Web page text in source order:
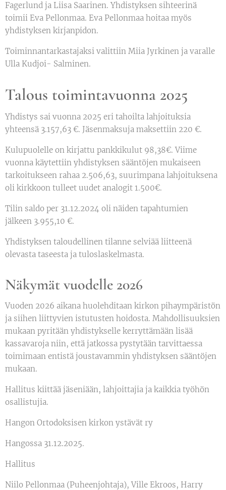
Fagerlund ja Liisa Saarinen. Yhdistyksen sihteerinä
toimii Eva Pellonmaa. Eva Pellonmaa hoitaa myös
yhdistyksen kirjanpidon.
Toiminnantarkastajaksi valittiin Miia Jyrkinen ja varalle
Ulla Kudjoi- Salminen.
Talous toimintavuonna 2025
Yhdistys sai vuonna 2025 eri tahoilta lahjoituksia
yhteensä 3.157,63 €. Jäsenmaksuja maksettiin 220 €.
Kulupuolelle on kirjattu pankkikulut 98,38€. Viime
vuonna käytettiin yhdistyksen sääntöjen mukaiseen
tarkoitukseen rahaa 2.506,63, suurimpana lahjoituksena
oli kirkkoon tulleet uudet analogit 1.500€.
Tilin saldo per 31.12.2024 oli näiden tapahtumien
jälkeen 3.955,10 €.
Yhdistyksen taloudellinen tilanne selviää liitteenä
olevasta taseesta ja tuloslaskelmasta.
Näkymät vuodelle 2026
Vuoden 2026 aikana huolehditaan kirkon pihaympäristön
ja siihen liittyvien istutusten hoidosta. Mahdollisuuksien
mukaan pyritään yhdistykselle kerryttämään lisää
kassavaroja niin, että jatkossa pystytään tarvittaessa
toimimaan entistä joustavammin yhdistyksen sääntöjen
mukaan.
Hallitus kiittää jäseniään, lahjoittajia ja kaikkia työhön
osallistujia.
Hangon Ortodoksisen kirkon ystävät ry
Hangossa 31.12.2025.
Hallitus
Niilo Pellonmaa (Puheenjohtaja), Ville Ekroos, Harry